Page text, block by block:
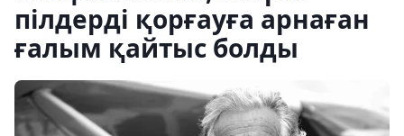
пілдерді қорғауға арнаған
ғалым қайтыс болды